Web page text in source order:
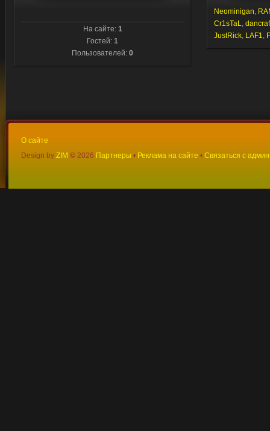
На сайте: 1
Гостей: 1
Пользователей: 0
Neominigan,
Cr1sTaL,
JustRick, LAF1,
О сайте
Design by ZIM © 2026 Партнеры • Реклама на сайте • Связаться с